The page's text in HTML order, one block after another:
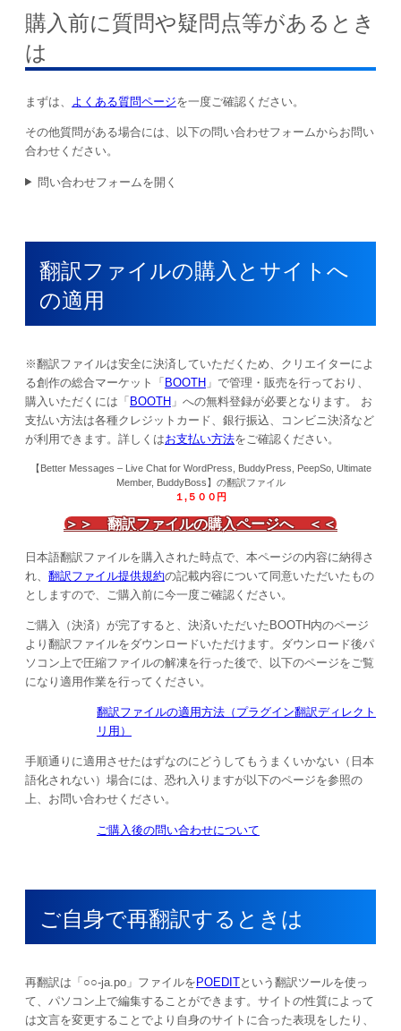
購入前に質問や疑問点等があるとき
は
まずは、 よくある質問ページを一度ご確認ください。
その他質問がある場合には、以下の問い合わせフォームからお問い
合わせください。
問い合わせフォームを開く
翻訳ファイルの購入とサイトへ
の適用
※翻訳ファイルは安全に決済していただくため、クリエイターによ
る創作の総合マーケット「 BOOTH 」で管理・販売を行っており、
購入いただくには「 BOOTH 」への無料登録が必要となります。 お
支払い方法は各種クレジットカード、銀行振込、コンビニ決済など
が利用できます。詳しくはお支払い方法をご確認ください。
【Better Messages – Live Chat for WordPress, BuddyPress, PeepSo, Ultimate
Member, BuddyBoss】の翻訳ファイル
１,５００ 円
＞＞ 翻訳ファイルの購入ページへ ＜＜
日本語翻訳ファイルを購入された時点で、本ページの内容に納得さ
れ、 翻訳ファイル提供規約の記載内容について同意いただいたもの
としますので、ご購入前に今一度ご確認ください。
ご購入（決済）が完了すると、決済いただいたBOOTH内のページ
より翻訳ファイルをダウンロードいただけます。ダウンロード後パ
ソコン上で圧縮ファイルの解凍を行った後で、以下のページをご覧
になり適用作業を行ってください。
翻訳ファイルの適用方法（プラグイン翻訳ディレクト
リ用）
手順通りに適用させたはずなのにどうしてもうまくいかない（日本
語化されない）場合には、恐れ入りますが以下のページを参照の
上、お問い合わせください。
ご購入後の問い合わせについて
ご自身で再翻訳するときは
再翻訳は「○○-ja.po」ファイルを POEDITという翻訳ツールを使っ
て、パソコン上で編集することができます。サイトの性質によって
は文言を変更することでより自身のサイトに合った表現をしたり、